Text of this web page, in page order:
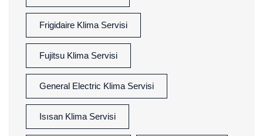
Frigidaire Klima Servisi
Fujitsu Klima Servisi
General Electric Klima Servisi
Isısan Klima Servisi